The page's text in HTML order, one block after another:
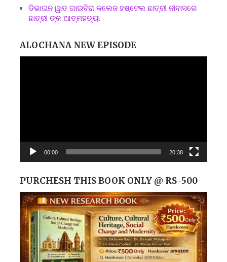
ଡିଭାଇନ ୱାଡ ଗାଇବିରା କଲେଜ ହଷ୍ଟେଲ ଛାତ୍ରୀ ନୀବାସରେ
ଛାତ୍ରୀ ଙ୍କ ଆତ୍ମହତ୍ୟା
ALOCHANA NEW EPISODE
00:00 20:38
PURCHESH THIS BOOK ONLY @ RS-500